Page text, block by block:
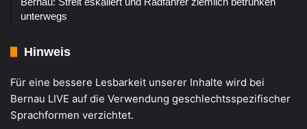
unterwegs
Hinweis
Für eine bessere Lesbarkeit unserer Inhalte wird bei
Bernau LIVE auf die Verwendung geschlechtsspezifischer
Sprachformen verzichtet.